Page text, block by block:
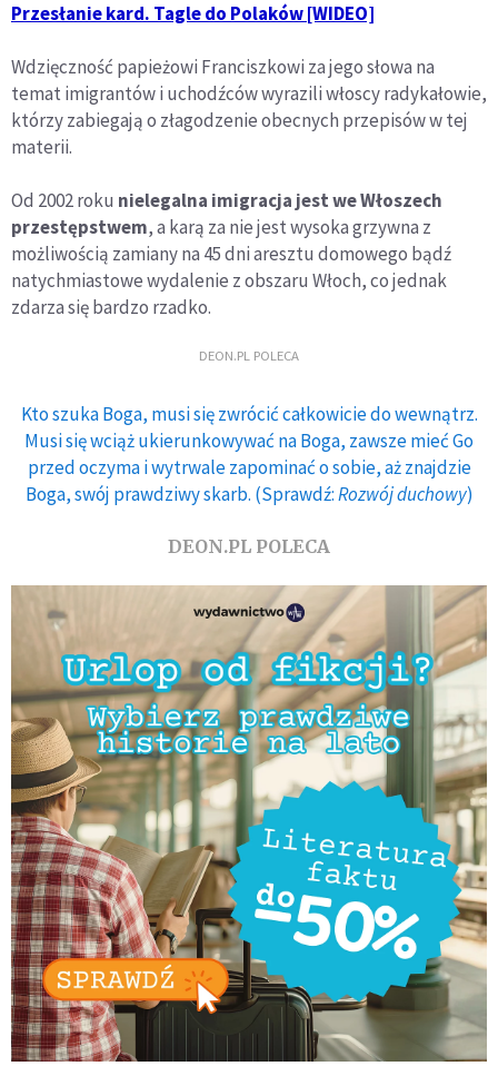
Przesłanie kard. Tagle do Polaków [WIDEO]
Wdzięczność papieżowi Franciszkowi za jego słowa na
temat imigrantów i uchodźców wyrazili włoscy radykałowie,
którzy zabiegają o złagodzenie obecnych przepisów w tej
materii.
Od 2002 roku nielegalna imigracja jest we Włoszech
przestępstwem, a karą za nie jest wysoka grzywna z
możliwością zamiany na 45 dni aresztu domowego bądź
natychmiastowe wydalenie z obszaru Włoch, co jednak
zdarza się bardzo rzadko.
DEON.PL POLECA
Kto szuka Boga, musi się zwrócić całkowicie do wewnątrz.
Musi się wciąż ukierunkowywać na Boga, zawsze mieć Go
przed oczyma i wytrwale zapominać o sobie, aż znajdzie
Boga, swój prawdziwy skarb. (Sprawdź:Rozwój duchowy)
DEON.PL POLECA